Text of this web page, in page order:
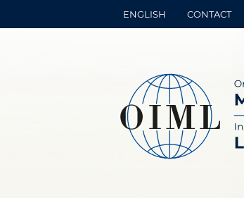
ENGLISH CONTACT